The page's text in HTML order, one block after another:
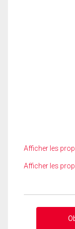
Afficher les
Afficher les